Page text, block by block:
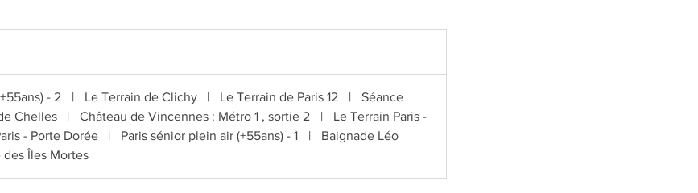
- 2 | Le Terrain de Clichy | Le Terrain de Paris 12 |
Séance
Chelles | Château de Vincennes : Métro 1 , sortie 2 |
Le Terrain Paris -
- Porte Dorée | Paris sénior plein air (+55ans) - 1 |
Baignade Léo
Îles Mortes